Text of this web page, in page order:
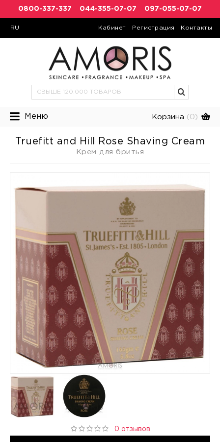
0800-337-337 044-355-07-07 097-055-07-07
RU Кабинет Регистрация Контакты
Меню Корзина (0)
Truefitt and Hill Rose Shaving Cream
Крем для бритья
0 отзывов